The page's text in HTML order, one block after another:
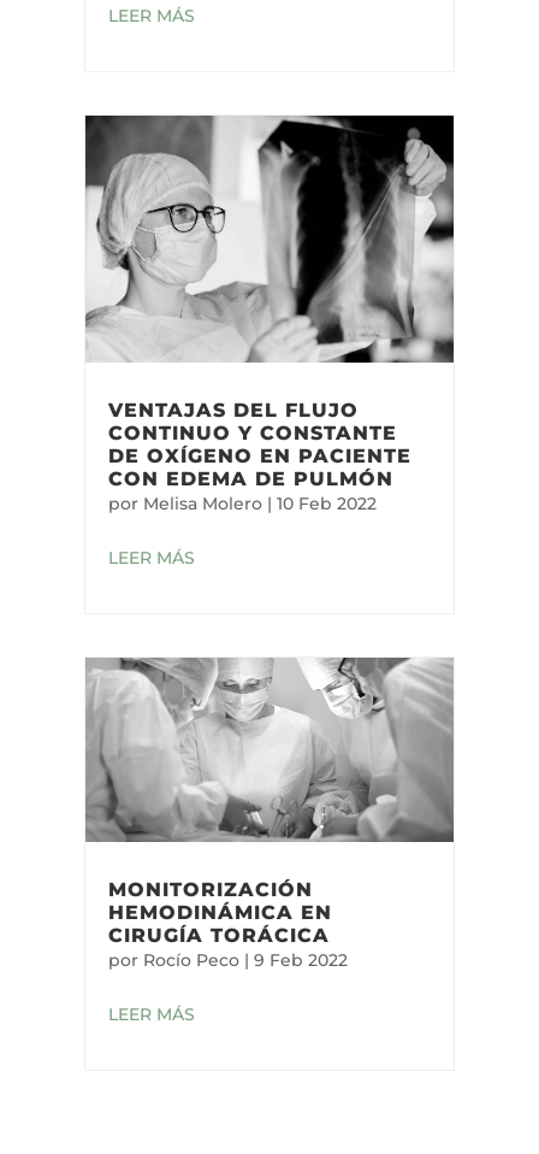
LEER MÁS
VENTAJAS DEL FLUJO
CONTINUO Y CONSTANTE
DE OXÍGENO EN PACIENTE
CON EDEMA DE PULMÓN
por Melisa Molero| 10 Feb 2022
LEER MÁS
MONITORIZACIÓN
HEMODINÁMICA EN
CIRUGÍA TORÁCICA
por Rocío Peco| 9 Feb 2022
LEER MÁS